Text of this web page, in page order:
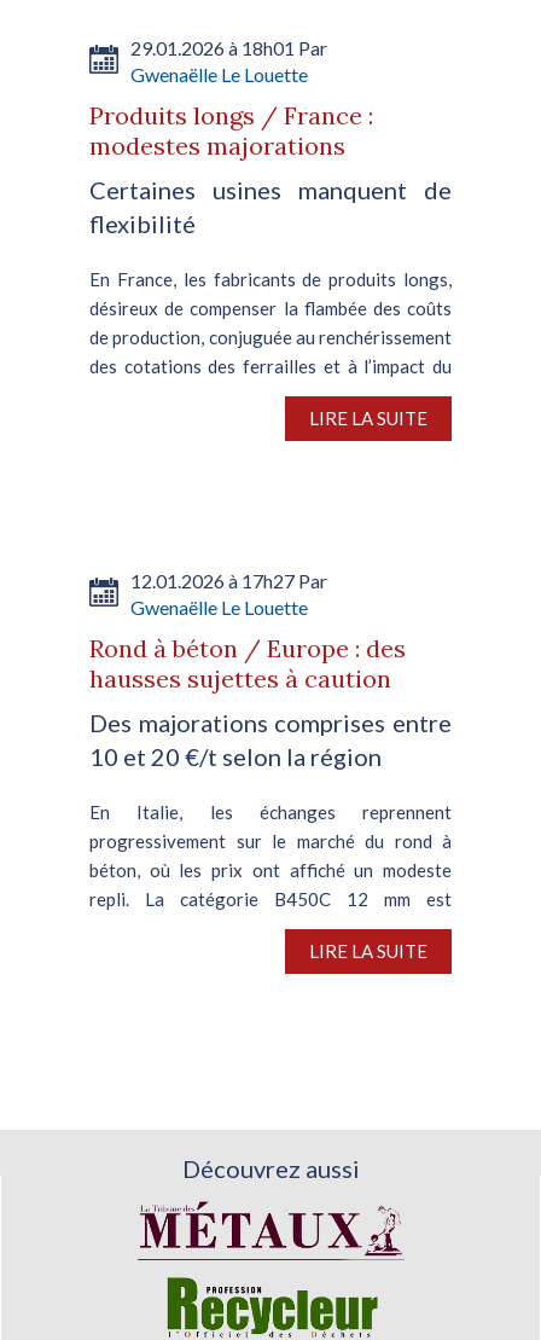
29.01.2026 à 18h01 Par
Gwenaëlle Le Louette
Produits longs / France :
modestes majorations
Certaines usines manquent de
flexibilité
En France, les fabricants de produits longs,
désireux de compenser la flambée des coûts
de production, conjuguée au renchérissement
des cotations des ferrailles et à l’impact du
MACF sur les importations, ciblaient des
LIRE LA SUITE
12.01.2026 à 17h27 Par
Gwenaëlle Le Louette
Rond à béton / Europe : des
hausses sujettes à caution
Des majorations comprises entre
10 et 20 €/t selon la région
En Italie, les échanges reprennent
progressivement sur le marché du rond à
béton, où les prix ont affiché un modeste
repli. La catégorie B450C 12 mm est
disponible à 555-565 €/t départ usine, soit
un repli de 10 €/t par rapport au...LIRE LA SUITE
Découvrez aussi